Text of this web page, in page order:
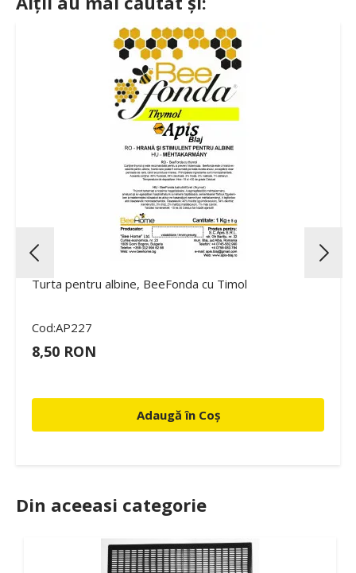
Turta pentru albine, BeeFonda cu Timol
Cod:AP227
8,50 RON
Adaugă în Coș
Din aceeasi categorie